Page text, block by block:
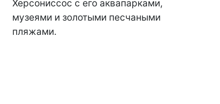
Херсониссос с его аквапарками,
музеями и золотыми песчаными
пляжами.